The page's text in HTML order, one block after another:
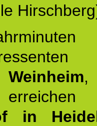
,
in